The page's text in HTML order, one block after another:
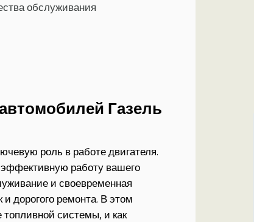
обслуживания
Газель
роль в работе двигателя.
эффективную работу вашего
и своевременная
дорогого ремонта. В этом
системы, и как